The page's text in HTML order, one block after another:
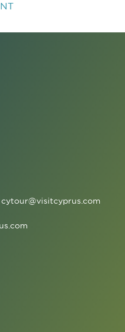
cytour@visitcyprus.com